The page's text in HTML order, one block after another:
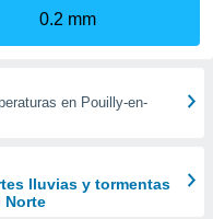
0.2 mm
en Pouilly-en-
lluvias y tormentas
Norte